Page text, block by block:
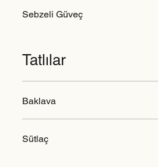
Sebzeli Güveç
Tatlılar
Baklava
Sütlaç